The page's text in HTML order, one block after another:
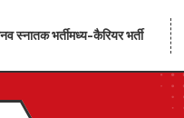
नव स्नातक भर्तीमध्य-कैरियर भर्ती